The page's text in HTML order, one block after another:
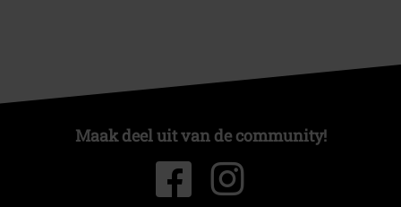
Maak deel uit van de community!